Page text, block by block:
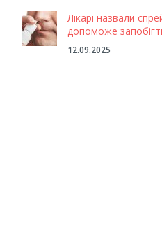
Лікарі назвали
допоможе
12.09.2025